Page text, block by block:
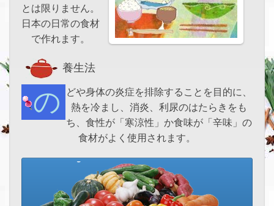
とは限りません。
日本の日常の食材
で作れます。
養生法
のどや身体の炎症を排除することを目的に、
熱を冷まし、消炎、利尿のはたらきをも
ち、食性が「寒涼性」か食味が「辛味」の
食材がよく使用されます。